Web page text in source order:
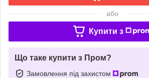
або
Купити з
Що таке купити з Пром?
Замовлення під захистом